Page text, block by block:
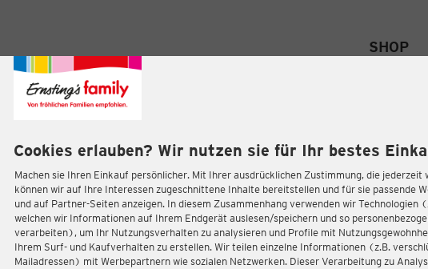
Cookies erlauben? Wir nutzen sie für Ihr bestes
Machen sie Ihren Einkauf persönlicher. Mit Ihrer ausdrücklichen Zustimmung, die jederzeit
können wir auf Ihre Interessen zugeschnittene Inhalte bereitstellen und für sie passende
und auf Partner-Seiten anzeigen. In diesem Zusammenhang verwenden wir Technologien
welchen wir Informationen auf Ihrem Endgerät auslesen/speichern und so
verarbeiten), um Ihr Nutzungsverhalten zu analysieren und Profile mit
Ihrem Surf- und Kaufverhalten zu erstellen. Wir teilen einzelne Informationen (z.B.
Mailadressen) mit Werbepartnern wie sozialen Netzwerken. Dieser Verarbeitung zu
SHOP